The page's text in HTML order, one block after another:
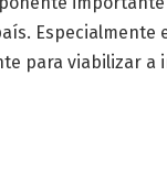
para viabilizar a